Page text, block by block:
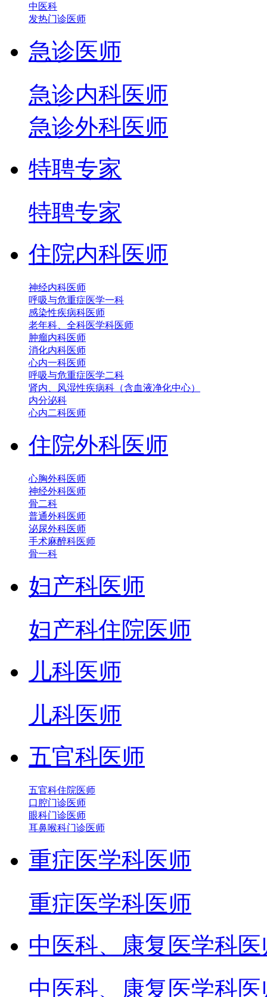
中医科
发热门诊医师
急诊医师
急诊内科医师
急诊外科医师
特聘专家
特聘专家
住院内科医师
神经内科医师
呼吸与危重症医学一科
感染性疾病科医师
老年科、全科医学科医师
肿瘤内科医师
消化内科医师
心内一科医师
呼吸与危重症医学二科
肾内、风湿性疾病科（含血液净化中心）
内分泌科
心内二科医师
住院外科医师
心胸外科医师
神经外科医师
骨二科
普通外科医师
泌尿外科医师
手术麻醉科医师
骨一科
妇产科医师
妇产科住院医师
儿科医师
儿科医师
五官科医师
五官科住院医师
口腔门诊医师
眼科门诊医师
耳鼻喉科门诊医师
重症医学科医师
重症医学科医师
中医科、康复医学科医
中医科、康复医学科医